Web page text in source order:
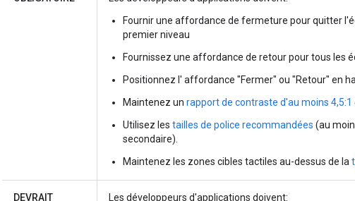
Fournir une affordance de fermeture pour quitter
premier niveau
Fournissez une affordance de retour pour tous les
Positionnez l' affordance "Fermer" ou "Retour" en
Maintenez un rapport de contraste d'au moins 4,5:1
Utilisez les tailles de police recommandées (au
secondaire).
Maintenez les zones cibles tactiles au-dessus de la
DEVRAIT
Les développeurs d'applications doivent: